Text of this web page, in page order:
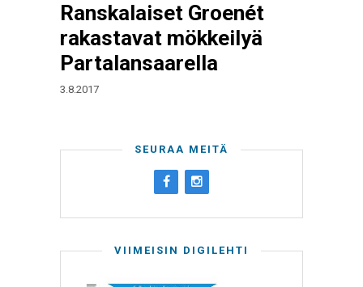
Ranskalaiset Groenét
rakastavat mökkeilyä
Partalansaarella
3.8.2017
SEURAA MEITÄ
VIIMEISIN DIGILEHTI